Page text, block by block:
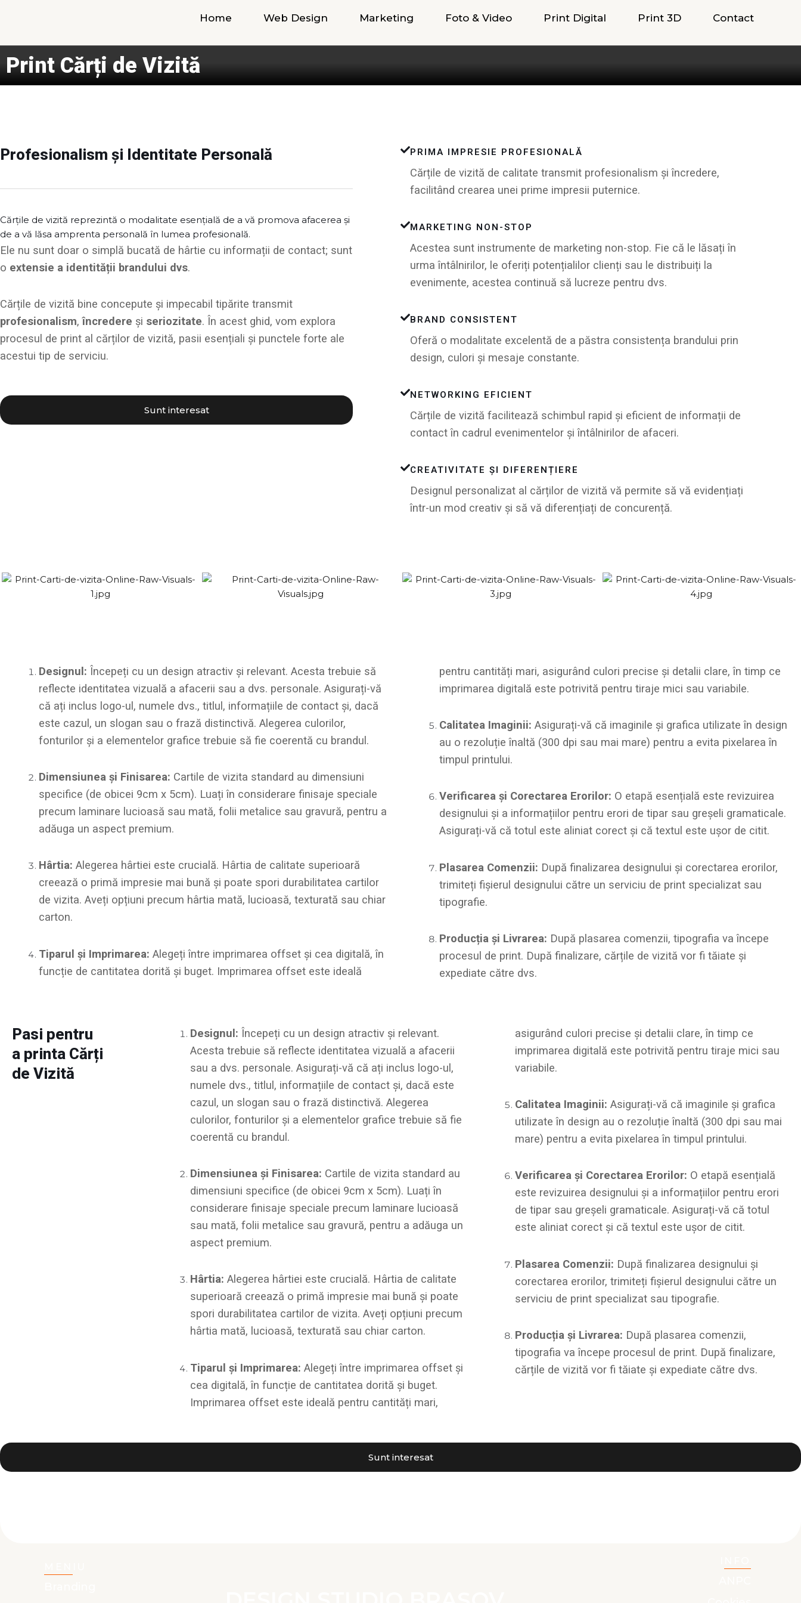
Home Web Design Marketing Foto & Video Print Digital Print 3D Contact
Print Cărți de Vizită
Profesionalism și Identitate Personală
Cărțile de vizită reprezintă o modalitate esențială de a vă promova afacerea și
de a vă lăsa amprenta personală în lumea profesională.
Ele nu sunt doar o simplă bucată de hârtie cu informații de contact; sunt
o extensie a identității brandului dvs.
Cărțile de vizită bine concepute și impecabil tipărite transmit
profesionalism,încredere și seriozitate. În acest ghid, vom explora
procesul de print al cărților de vizită, pasii esențiali și punctele forte ale
acestui tip de serviciu.
Sunt interesat
PRIMA IMPRESIE PROFESIONALĂ
Cărțile de vizită de calitate transmit profesionalism și încredere,
facilitând crearea unei prime impresii puternice.
MARKETING NON-STOP
Acestea sunt instrumente de marketing non-stop. Fie că le lăsați în
urma întâlnirilor, le oferiți potențialilor clienți sau le distribuiți la
evenimente, acestea continuă să lucreze pentru dvs.
BRAND CONSISTENT
Oferă o modalitate excelentă de a păstra consistența brandului prin
design, culori și mesaje constante.
NETWORKING EFICIENT
Cărțile de vizită facilitează schimbul rapid și eficient de informații de
contact în cadrul evenimentelor și întâlnirilor de afaceri.
CREATIVITATE ȘI DIFERENȚIERE
Designul personalizat al cărților de vizită vă permite să vă evidențiați
într-un mod creativ și să vă diferențiați de concurență.
Designul: Începeți cu un design atractiv și relevant. Acesta trebuie să
reflecte identitatea vizuală a afacerii sau a dvs. personale. Asigurați-vă
că ați inclus logo-ul, numele dvs., titlul, informațiile de contact și, dacă
este cazul, un slogan sau o frază distinctivă. Alegerea culorilor,
fonturilor și a elementelor grafice trebuie să fie coerentă cu brandul.
Dimensiunea și Finisarea: Cartile de vizita standard au dimensiuni
specifice (de obicei 9cm x 5cm). Luați în considerare finisaje speciale
precum laminare lucioasă sau mată, folii metalice sau gravură, pentru a
adăuga un aspect premium.
Hârtia: Alegerea hârtiei este crucială. Hârtia de calitate superioară
creează o primă impresie mai bună și poate spori durabilitatea cartilor
de vizita. Aveți opțiuni precum hârtia mată, lucioasă, texturată sau chiar
carton.
Tiparul și Imprimarea: Alegeți între imprimarea offset și cea digitală, în
funcție de cantitatea dorită și buget. Imprimarea offset este ideală
pentru cantități mari, asigurând culori precise și detalii clare, în timp ce
imprimarea digitală este potrivită pentru tiraje mici sau variabile.
Calitatea Imaginii: Asigurați-vă că imaginile și grafica utilizate în design
au o rezoluție înaltă (300 dpi sau mai mare) pentru a evita pixelarea în
timpul printului.
Verificarea și Corectarea Erorilor: O etapă esențială este revizuirea
designului și a informațiilor pentru erori de tipar sau greșeli gramaticale.
Asigurați-vă că totul este aliniat corect și că textul este ușor de citit.
Plasarea Comenzii: După finalizarea designului și corectarea erorilor,
trimiteți fișierul designului către un serviciu de print specializat sau
tipografie.
Producția și Livrarea: După plasarea comenzii, tipografia va începe
procesul de print. După finalizare, cărțile de vizită vor fi tăiate și
expediate către dvs.
Pasi pentru
a printa Cărți
de Vizită
Designul: Începeți cu un design atractiv și relevant.
Acesta trebuie să reflecte identitatea vizuală a afacerii
sau a dvs. personale. Asigurați-vă că ați inclus logo-ul,
numele dvs., titlul, informațiile de contact și, dacă este
cazul, un slogan sau o frază distinctivă. Alegerea
culorilor, fonturilor și a elementelor grafice trebuie să fie
coerentă cu brandul.
Dimensiunea și Finisarea: Cartile de vizita standard au
dimensiuni specifice (de obicei 9cm x 5cm). Luați în
considerare finisaje speciale precum laminare lucioasă
sau mată, folii metalice sau gravură, pentru a adăuga un
aspect premium.
Hârtia: Alegerea hârtiei este crucială. Hârtia de calitate
superioară creează o primă impresie mai bună și poate
spori durabilitatea cartilor de vizita. Aveți opțiuni precum
hârtia mată, lucioasă, texturată sau chiar carton.
Tiparul și Imprimarea: Alegeți între imprimarea offset și
cea digitală, în funcție de cantitatea dorită și buget.
Imprimarea offset este ideală pentru cantități mari,
asigurând culori precise și detalii clare, în timp ce
imprimarea digitală este potrivită pentru tiraje mici sau
variabile.
Calitatea Imaginii: Asigurați-vă că imaginile și grafica
utilizate în design au o rezoluție înaltă (300 dpi sau mai
mare) pentru a evita pixelarea în timpul printului.
Verificarea și Corectarea Erorilor: O etapă esențială
este revizuirea designului și a informațiilor pentru erori
de tipar sau greșeli gramaticale. Asigurați-vă că totul
este aliniat corect și că textul este ușor de citit.
Plasarea Comenzii: După finalizarea designului și
corectarea erorilor, trimiteți fișierul designului către un
serviciu de print specializat sau tipografie.
Producția și Livrarea: După plasarea comenzii,
tipografia va începe procesul de print. După finalizare,
cărțile de vizită vor fi tăiate și expediate către dvs.
Sunt interesat